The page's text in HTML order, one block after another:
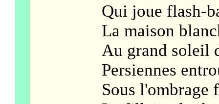
Qui joue flash-back
La maison blanche
Au grand soleil
Persiennes
Sous l'ombrage